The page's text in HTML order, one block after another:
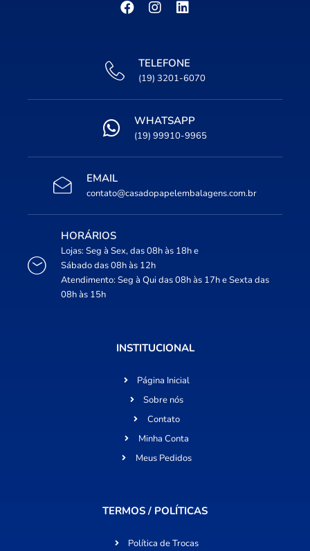
TELEFONE
(19) 3201-6070
WHATSAPP
(19) 99910-9965
EMAIL
contato@casadopapelembalagens.com.br
HORÁRIOS
Lojas: Seg à Sex, das 08h às 18h e
Sábado das 08h às 12h
Atendimento: Seg à Qui das 08h às 17h e Sexta das
08h às 15h
INSTITUCIONAL
Página Inicial
Sobre nós
Contato
Minha Conta
Meus Pedidos
TERMOS / POLÍTICAS
Política de Trocas